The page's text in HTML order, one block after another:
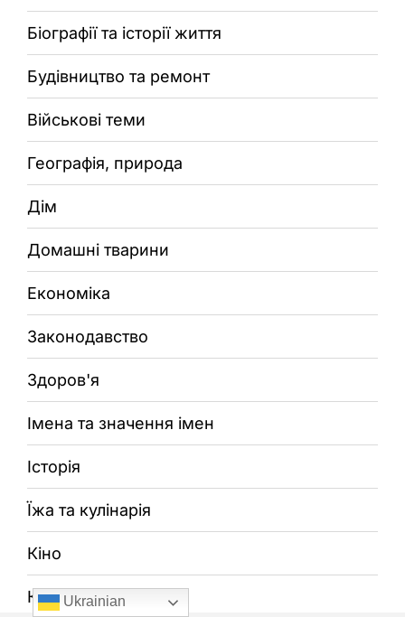
Біографії та історії життя
Будівництво та ремонт
Військові теми
Географія, природа
Дім
Домашні тварини
Економіка
Законодавство
Здоров'я
Імена та значення імен
Історія
Їжа та кулінарія
Кіно
КрасаUkrainian